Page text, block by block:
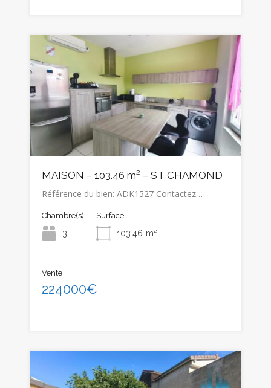
MAISON – 103.46 m² – ST CHAMOND
Référence du bien: ADK1527 Contactez…
Chambre(s)
3
Surface
103.46 m²
Vente
224000€